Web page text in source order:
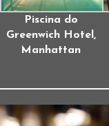
Piscina do
Greenwich Hotel,
Manhattan